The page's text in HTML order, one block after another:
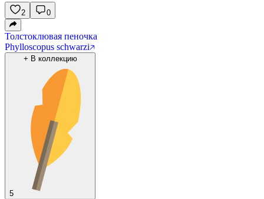
2 0
Толстоклювая пеночка
Phylloscopus schwarzi
+ В коллекцию
5